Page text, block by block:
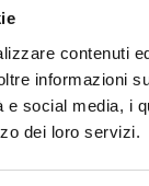
contenuti
informazioni
e social media, i
dei loro servizi.
posso fare
tutte